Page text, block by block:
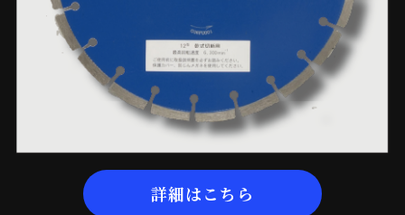
詳細はこちら